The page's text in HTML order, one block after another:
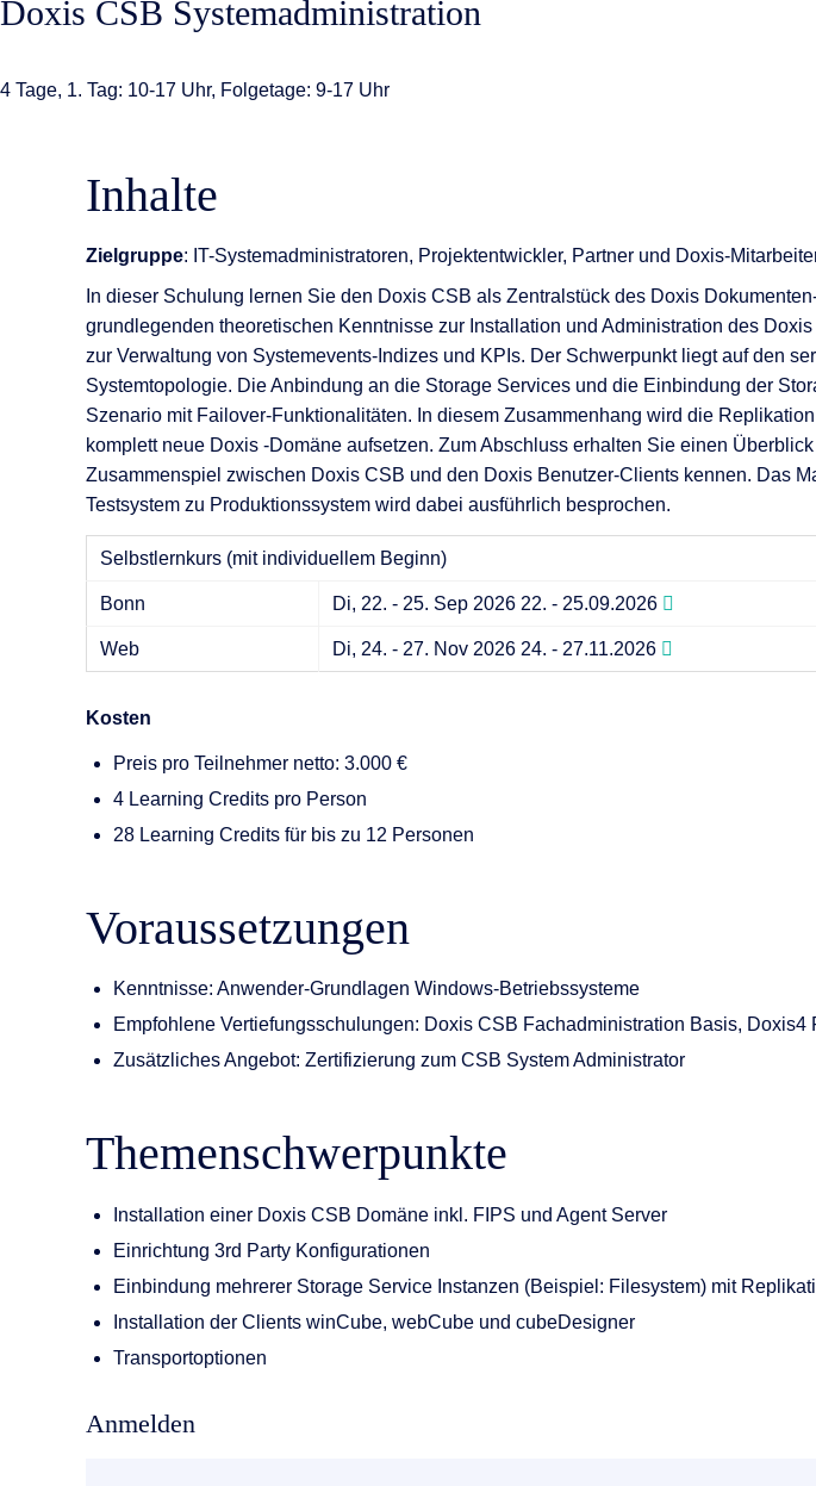
KI-Funktionen
Doxis CSB Systemadministration
4 Tage, 1. Tag: 10-17 Uhr, Folgetage: 9-17 Uhr
Inhalte
Zielgruppe: IT-Systemadministratoren, Projektentwickler, Partner und Doxis-
In dieser Schulung lernen Sie den Doxis CSB als Zentralstück des Doxis
grundlegenden theoretischen Kenntnisse zur Installation und Administration des
zur Verwaltung von Systemevents-Indizes und KPIs. Der Schwerpunkt liegt auf den
Systemtopologie. Die Anbindung an die Storage Services und die Einbindung der
Szenario mit Failover-Funktionalitäten. In diesem Zusammenhang wird die
komplett neue Doxis -Domäne aufsetzen. Zum Abschluss erhalten Sie einen
Zusammenspiel zwischen Doxis CSB und den Doxis Benutzer-Clients kennen. Das
Testsystem zu Produktionssystem wird dabei ausführlich besprochen.
Selbstlernkurs (mit individuellem Beginn)
Bonn Di, 22. - 25. Sep 2026 22. - 25.09.2026
Web Di, 24. - 27. Nov 2026 24. - 27.11.2026
Kosten
Preis pro Teilnehmer netto: 3.000 €
4 Learning Credits pro Person
28 Learning Credits für bis zu 12 Personen
Voraussetzungen
Kenntnisse: Anwender-Grundlagen Windows-Betriebssysteme
Empfohlene Vertiefungsschulungen: Doxis CSB Fachadministration Basis,
Zusätzliches Angebot: Zertifizierung zum CSB System Administrator
Themenschwerpunkte
Installation einer Doxis CSB Domäne inkl. FIPS und Agent Server
Einrichtung 3rd Party Konfigurationen
Einbindung mehrerer Storage Service Instanzen (Beispiel: Filesystem) mit
Installation der Clients winCube, webCube und cubeDesigner
Transportoptionen
Anmelden